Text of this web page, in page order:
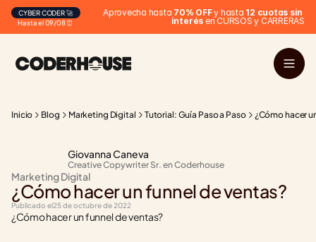
Hasta el 09/08 ⏰
CYBER CODER 🚀 Aprovecha hasta 70% OFF y hasta 12 cuotas sin
interés en CURSOS y CARRERAS
Inicio Blog Marketing Digital Tutorial: Guía Paso a Paso ¿Cómo hacer
Giovanna Caneva
Creative Copywriter Sr. en Coderhouse
Marketing Digital
¿Cómo hacer un funnel de ventas?
Publicado el25 de octubre de 2022
¿Cómo hacer un funnel de ventas?